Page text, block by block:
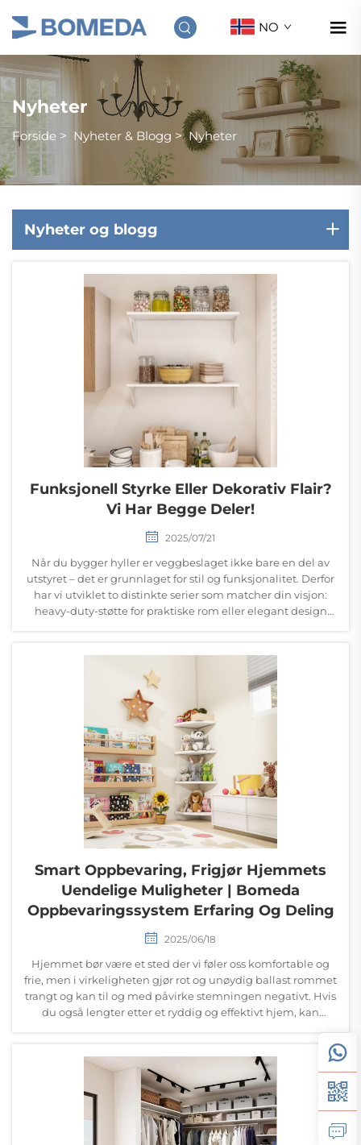
NO
Nyheter
Forside > Nyheter & Blogg >Nyheter
Nyheter og blogg
Funksjonell Styrke Eller Dekorativ Flair?
Vi Har Begge Deler!
2025/07/21
Når du bygger hyller er veggbeslaget ikke bare en del av
utstyret – det er grunnlaget for stil og funksjonalitet. Derfor
har vi utviklet to distinkte serier som matcher din visjon:
heavy-duty-støtte for praktiske rom eller elegant design
Smart Oppbevaring, Frigjør Hjemmets
Uendelige Muligheter | Bomeda
Oppbevaringssystem Erfaring Og Deling
2025/06/18
Hjemmet bør være et sted der vi føler oss komfortable og
frie, men i virkeligheten gjør rot og unøydig ballast rommet
trangt og kan til og med påvirke stemningen negativt. Hvis
du også lengter etter et ryddig og effektivt hjem, kan